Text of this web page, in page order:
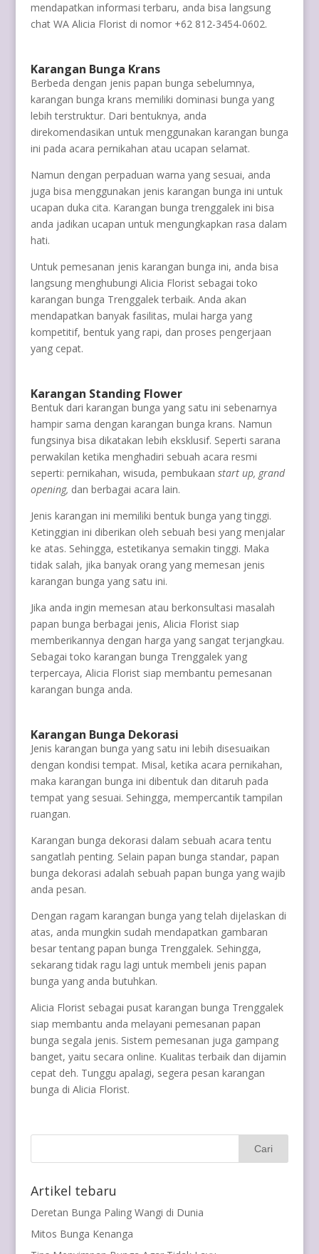
mendapatkan informasi terbaru, anda bisa langsung
chat WA Alicia Florist di nomor +62 812-3454-0602.
Karangan Bunga Krans
Berbeda dengan jenis papan bunga sebelumnya,
karangan bunga krans memiliki dominasi bunga yang
lebih terstruktur. Dari bentuknya, anda
direkomendasikan untuk menggunakan karangan bunga
ini pada acara pernikahan atau ucapan selamat.
Namun dengan perpaduan warna yang sesuai, anda
juga bisa menggunakan jenis karangan bunga ini untuk
ucapan duka cita. Karangan bunga trenggalek ini bisa
anda jadikan ucapan untuk mengungkapkan rasa dalam
hati.
Untuk pemesanan jenis karangan bunga ini, anda bisa
langsung menghubungi Alicia Florist sebagai toko
karangan bunga Trenggalek terbaik. Anda akan
mendapatkan banyak fasilitas, mulai harga yang
kompetitif, bentuk yang rapi, dan proses pengerjaan
yang cepat.
Karangan Standing Flower
Bentuk dari karangan bunga yang satu ini sebenarnya
hampir sama dengan karangan bunga krans. Namun
fungsinya bisa dikatakan lebih eksklusif. Seperti sarana
perwakilan ketika menghadiri sebuah acara resmi
seperti: pernikahan, wisuda, pembukaan start up, grand
opening, dan berbagai acara lain.
Jenis karangan ini memiliki bentuk bunga yang tinggi.
Ketinggian ini diberikan oleh sebuah besi yang menjalar
ke atas. Sehingga, estetikanya semakin tinggi. Maka
tidak salah, jika banyak orang yang memesan jenis
karangan bunga yang satu ini.
Jika anda ingin memesan atau berkonsultasi masalah
papan bunga berbagai jenis, Alicia Florist siap
memberikannya dengan harga yang sangat terjangkau.
Sebagai toko karangan bunga Trenggalek yang
terpercaya, Alicia Florist siap membantu pemesanan
karangan bunga anda.
Karangan Bunga Dekorasi
Jenis karangan bunga yang satu ini lebih disesuaikan
dengan kondisi tempat. Misal, ketika acara pernikahan,
maka karangan bunga ini dibentuk dan ditaruh pada
tempat yang sesuai. Sehingga, mempercantik tampilan
ruangan.
Karangan bunga dekorasi dalam sebuah acara tentu
sangatlah penting. Selain papan bunga standar, papan
bunga dekorasi adalah sebuah papan bunga yang wajib
anda pesan.
Dengan ragam karangan bunga yang telah dijelaskan di
atas, anda mungkin sudah mendapatkan gambaran
besar tentang papan bunga Trenggalek. Sehingga,
sekarang tidak ragu lagi untuk membeli jenis papan
bunga yang anda butuhkan.
Alicia Florist sebagai pusat karangan bunga Trenggalek
siap membantu anda melayani pemesanan papan
bunga segala jenis. Sistem pemesanan juga gampang
banget, yaitu secara online. Kualitas terbaik dan dijamin
cepat deh. Tunggu apalagi, segera pesan karangan
bunga di Alicia Florist.
Artikel tebaru
Deretan Bunga Paling Wangi di Dunia
Mitos Bunga Kenanga